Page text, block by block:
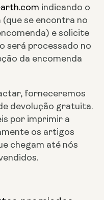
indicando o
(que se encontra no
e solicite
será processado no
da encomenda
forneceremos
devolução gratuita.
por imprimir a
os artigos
chegam até nós